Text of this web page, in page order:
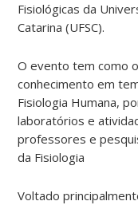
Fisiológicas da
Catarina (UFSC).
O evento tem como
conhecimento em
Fisiologia Humana,
laboratórios e
professores e
da Fisiologia
Voltado